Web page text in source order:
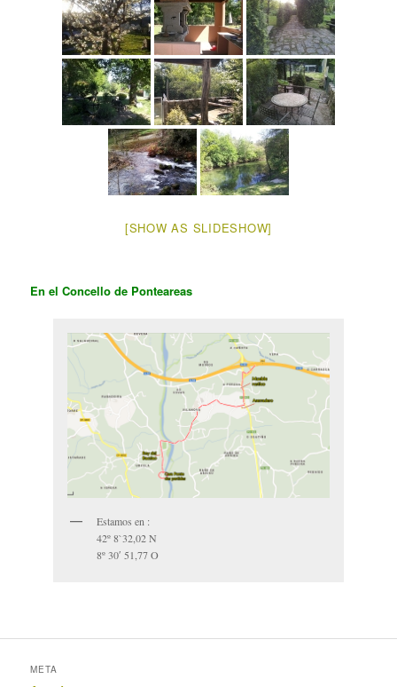
[SHOW AS SLIDESHOW]
En el Concello de Ponteareas
Estamos en :
42º 8`32,02 N
8º 30′ 51,77 O
META